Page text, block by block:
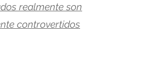
realmente son
controvertidos